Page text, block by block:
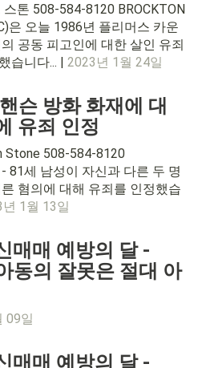
스톤 508-584-8120 BROCKTON
은 오늘 1986년 플리머스 카운
공동 피고인에 대한 살인 유죄
습니다... | 2023년 1월 24일
슨 방화 화재에 대
유죄 인정
Stone 508-584-8120
- 81세 남성이 자신과 다른 두 명
혐의에 대해 유죄를 인정했습
1월 13일
매매 예방의 달 -
동의 잘못은 절대 아
09일
매매 예방의 달 -